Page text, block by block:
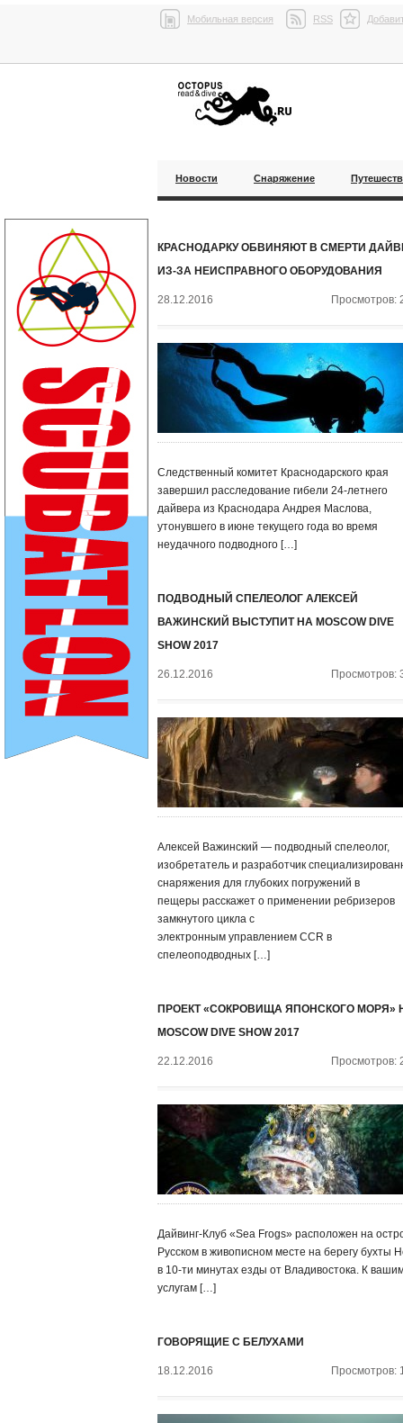
Мобильная версия RSS
Новости Снаряжение
КРАСНОДАРКУ ОБВИНЯЮТ В СМЕРТИ
ИЗ-ЗА НЕИСПРАВНОГО ОБОРУДОВАНИЯ
28.12.2016 Просмотров:
Следственный комитет Краснодарского края
завершил расследование гибели 24-летнего
дайвера из Краснодара Андрея Маслова,
утонувшего в июне текущего года во время
неудачного подводного […]
ПОДВОДНЫЙ СПЕЛЕОЛОГ АЛЕКСЕЙ
ВАЖИНСКИЙ ВЫСТУПИТ НА MOSCOW DIVE
SHOW 2017
26.12.2016 Просмотров:
Алексей Важинский — подводный спелеолог,
изобретатель и разработчик
снаряжения для глубоких погружений в
пещеры расскажет о применении ребризеров
замкнутого цикла с
электронным управлением CCR в
спелеоподводных […]
ПРОЕКТ «СОКРОВИЩА ЯПОНСКОГО МОРЯ»
MOSCOW DIVE SHOW 2017
22.12.2016 Просмотров:
Дайвинг-Клуб «Sea Frogs» расположен на
Русском в живописном месте на берегу бухты
в 10-ти минутах езды от Владивостока. К
услугам […]
ГОВОРЯЩИЕ С БЕЛУХАМИ
18.12.2016 Просмотров: